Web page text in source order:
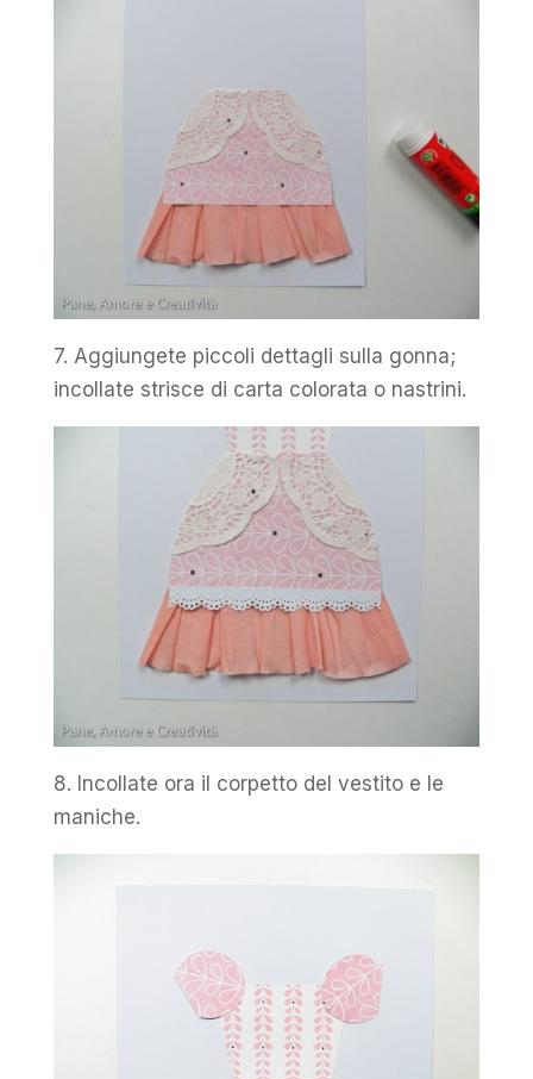
7. Aggiungete piccoli dettagli sulla gonna;
incollate strisce di carta colorata o nastrini.
8. Incollate ora il corpetto del vestito e le
maniche.